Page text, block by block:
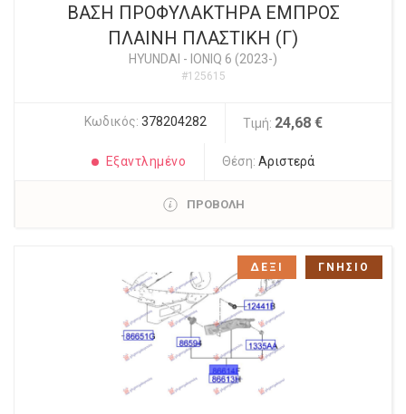
ΒΑΣΗ ΠΡΟΦΥΛΑΚΤΗΡΑ ΕΜΠΡΟΣ
ΠΛΑΙΝΗ ΠΛΑΣΤΙΚΗ (Γ)
HYUNDAI - IONIQ 6 (2023-)
#125615
Κωδικός: 378204282 Τιμή: 24,68 €
Εξαντλημένο Θέση:Αριστερά
ΠΡΟΒΟΛΗ
ΔΕΞΙ ΓΝΗΣΙΟ